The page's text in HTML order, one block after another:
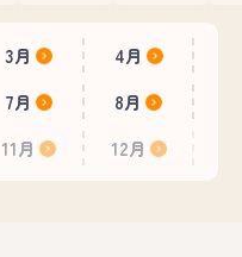
3月
4月
7月
8月
11月 12月